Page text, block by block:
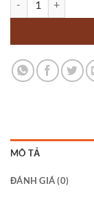
MÔ TẢ
ĐÁNH GIÁ (0)